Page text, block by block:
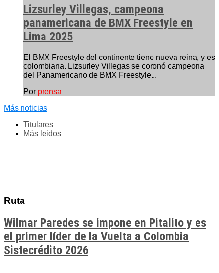
Lizsurley Villegas, campeona
panamericana de BMX Freestyle en
Lima 2025
El BMX Freestyle del continente tiene nueva reina, y es
colombiana. Lizsurley Villegas se coronó campeona
del Panamericano de BMX Freestyle...
Por prensa
Más noticias
Titulares
Más leidos
Ruta
Wilmar Paredes se impone en Pitalito y es
el primer líder de la Vuelta a Colombia
Sistecrédito 2026